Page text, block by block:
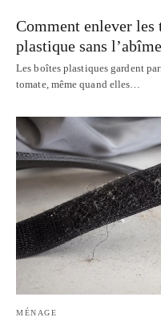
Comment enlever les
plastique sans
Les boîtes plastiques gardent
tomate, même quand elles…
MÉNAGE